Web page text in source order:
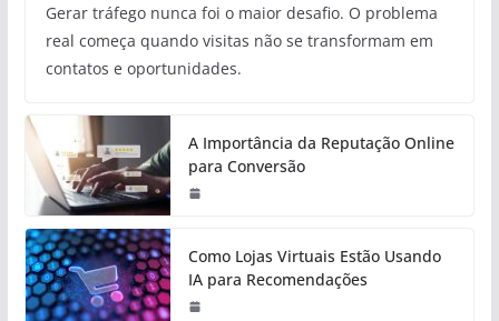
Gerar tráfego nunca foi o maior desafio. O problema
real começa quando visitas não se transformam em
contatos e oportunidades.
A Importância da Reputação Online
para Conversão
Como Lojas Virtuais Estão Usando
IA para Recomendações